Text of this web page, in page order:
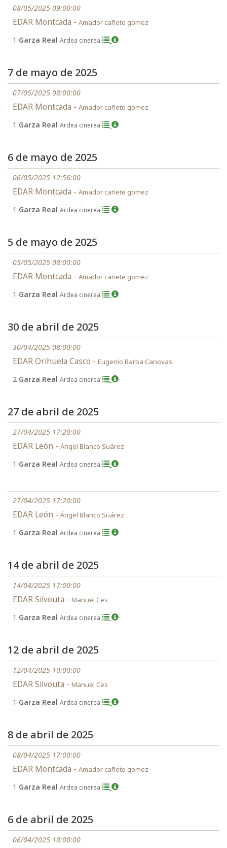
08/05/2025 09:00:00
EDAR Montcada - Amador cañete gomez
1 Garza Real Ardea cinerea
7 de mayo de 2025
07/05/2025 08:00:00
EDAR Montcada - Amador cañete gomez
1 Garza Real Ardea cinerea
6 de mayo de 2025
06/05/2025 12:56:00
EDAR Montcada - Amador cañete gomez
1 Garza Real Ardea cinerea
5 de mayo de 2025
05/05/2025 08:00:00
EDAR Montcada - Amador cañete gomez
1 Garza Real Ardea cinerea
30 de abril de 2025
30/04/2025 08:00:00
EDAR Orihuela Casco - Eugenio Barba Canovas
2 Garza Real Ardea cinerea
27 de abril de 2025
27/04/2025 17:20:00
EDAR León - Ángel Blanco Suárez
1 Garza Real Ardea cinerea
27/04/2025 17:20:00
EDAR León - Ángel Blanco Suárez
1 Garza Real Ardea cinerea
14 de abril de 2025
14/04/2025 17:00:00
EDAR Silvouta - Manuel Ces
1 Garza Real Ardea cinerea
12 de abril de 2025
12/04/2025 10:00:00
EDAR Silvouta - Manuel Ces
1 Garza Real Ardea cinerea
8 de abril de 2025
08/04/2025 17:00:00
EDAR Montcada - Amador cañete gomez
1 Garza Real Ardea cinerea
6 de abril de 2025
06/04/2025 18:00:00